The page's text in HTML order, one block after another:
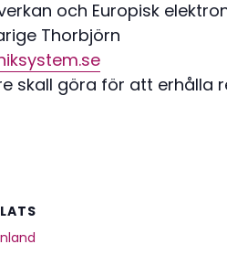
och Europisk
Thorbjörn
skall göra för att erhålla